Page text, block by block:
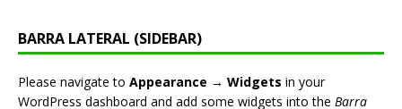
BARRA LATERAL (SIDEBAR)
Please navigate to Appearance → Widgets in your
WordPress dashboard and add some widgets into the Barra